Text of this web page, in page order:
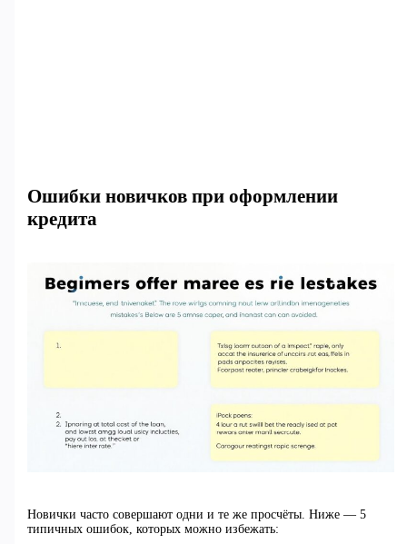
Ошибки новичков при оформлении
кредита
Новички часто совершают одни и те же просчёты. Ниже — 5
типичных ошибок, которых можно избежать: